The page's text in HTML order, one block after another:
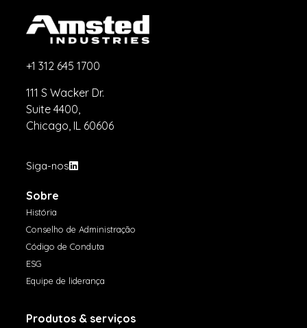
+1 312 645 1700
111 S Wacker Dr.
Suite 4400,
Chicago, IL 60606
Siga-nos
Sobre
História
Conselho de Administração
Código de Conduta
ESG
Equipe de liderança
Produtos & serviços